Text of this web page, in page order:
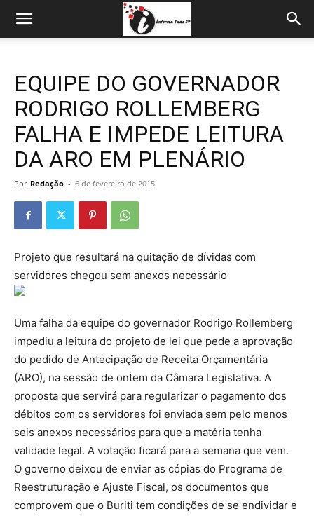
EQUIPE DO GOVERNADOR
RODRIGO ROLLEMBERG
FALHA E IMPEDE LEITURA
DA ARO EM PLENÁRIO
Por Redação - 6 de fevereiro de 2015
Projeto que resultará na quitação de dívidas com
servidores chegou sem anexos necessário
Uma falha da equipe do governador Rodrigo Rollemberg
impediu a leitura do projeto de lei que pede a aprovação
do pedido de Antecipação de Receita Orçamentária
(ARO), na sessão de ontem da Câmara Legislativa. A
proposta que servirá para regularizar o pagamento dos
débitos com os servidores foi enviada sem pelo menos
seis anexos necessários para que a matéria tenha
validade legal. A votação ficará para a semana que vem.
O governo deixou de enviar as cópias do Programa de
Reestruturação e Ajuste Fiscal, os documentos que
comprovem que o Buriti tem condições de se endividar e